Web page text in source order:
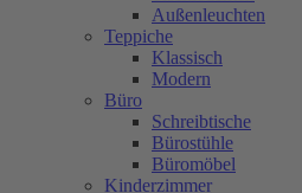
Außenleuchten
Teppiche
Klassisch
Modern
Büro
Schreibtische
Bürostühle
Büromöbel
Kinderzimmer